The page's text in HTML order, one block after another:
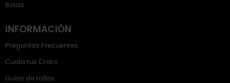
Botas
INFORMACIÓN
Preguntas Frecuentes
Cuida tus Crocs
Guías de tallas